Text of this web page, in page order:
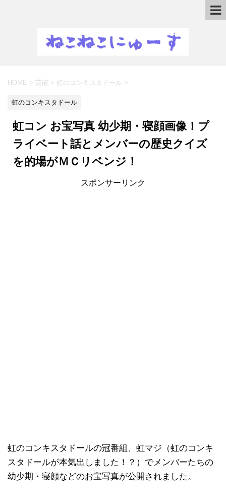
HOME > 芸能 > 虹のコンキスタドール >
虹のコンキスタドール
虹コン お宝写真 幼少期・寝顔画像！プ
ライベート話とメンバーの歴史クイズ
を的場がＭＣリベンジ！
スポンサーリンク
虹のコンキスタドールの冠番組、虹マジ（虹のコンキ
スタドールが本気出しました！？）でメンバーたちの
幼少期・寝顔などのお宝写真が公開されました。